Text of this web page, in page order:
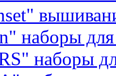
наборы
наборы